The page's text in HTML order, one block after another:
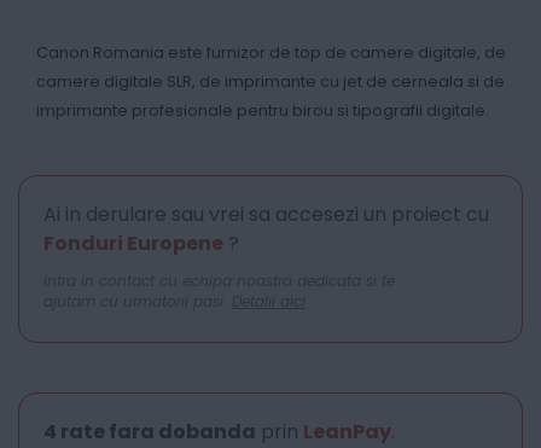
Canon Romania este furnizor de top de camere digitale, de
camere digitale SLR, de imprimante cu jet de cerneala si de
imprimante profesionale pentru birou si tipografii digitale.
Ai in derulare sau vrei sa accesezi un proiect cu
Fonduri Europene ?
Intra in contact cu echipa noastra dedicata si te
ajutam cu urmatorii pasi. Detalii aici
4 rate fara dobanda prin LeanPay.